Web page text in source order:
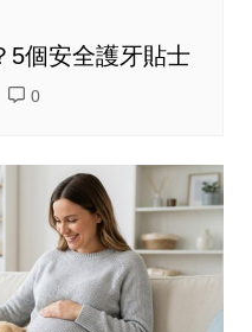
5個安全護牙貼士
0